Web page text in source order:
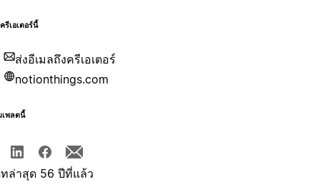
รีเอเตอร์นี้
ส่งอีเมลถึงครีเอเตอร์
notionthings.com
เพลตนี้
ทล่าสุด 56 ปีที่แล้ว